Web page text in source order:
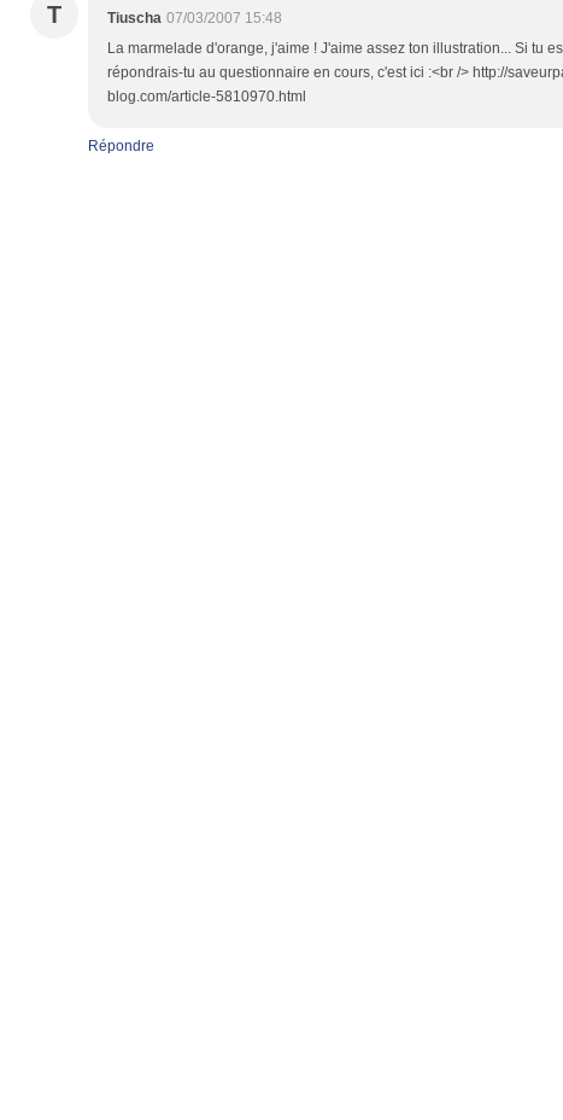
T Tiuscha 07/03/2007 15:48
La marmelade d'orange, j'aime ! J'aime assez ton illustration... Si tu
répondrais-tu au questionnaire en cours, c'est ici :<br /> http://
blog.com/article-5810970.html
Répondre